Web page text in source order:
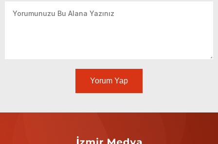
Yorum Yap